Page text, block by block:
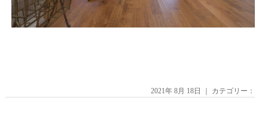
2021年 8月 18日 ｜ カテゴリー：